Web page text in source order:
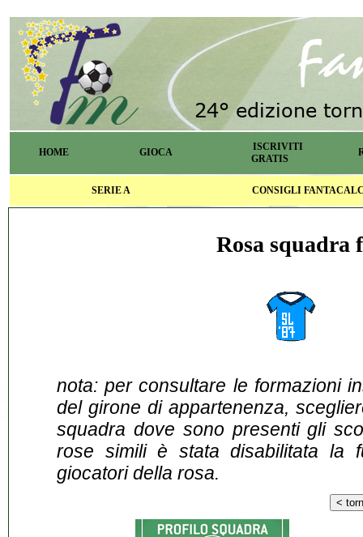
HOME GIOCA
ISCRIVITI
GRATIS
SERIE A CONSIGLI
Rosa squadra
nota: per consultare le formazioni
del girone di appartenenza,
squadra dove sono presenti gli
rose simili è stata disabilitata la
giocatori della rosa.